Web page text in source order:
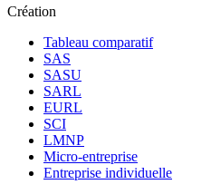
Création
Tableau comparatif
SAS
SASU
SARL
EURL
SCI
LMNP
Micro-entreprise
Entreprise individuelle